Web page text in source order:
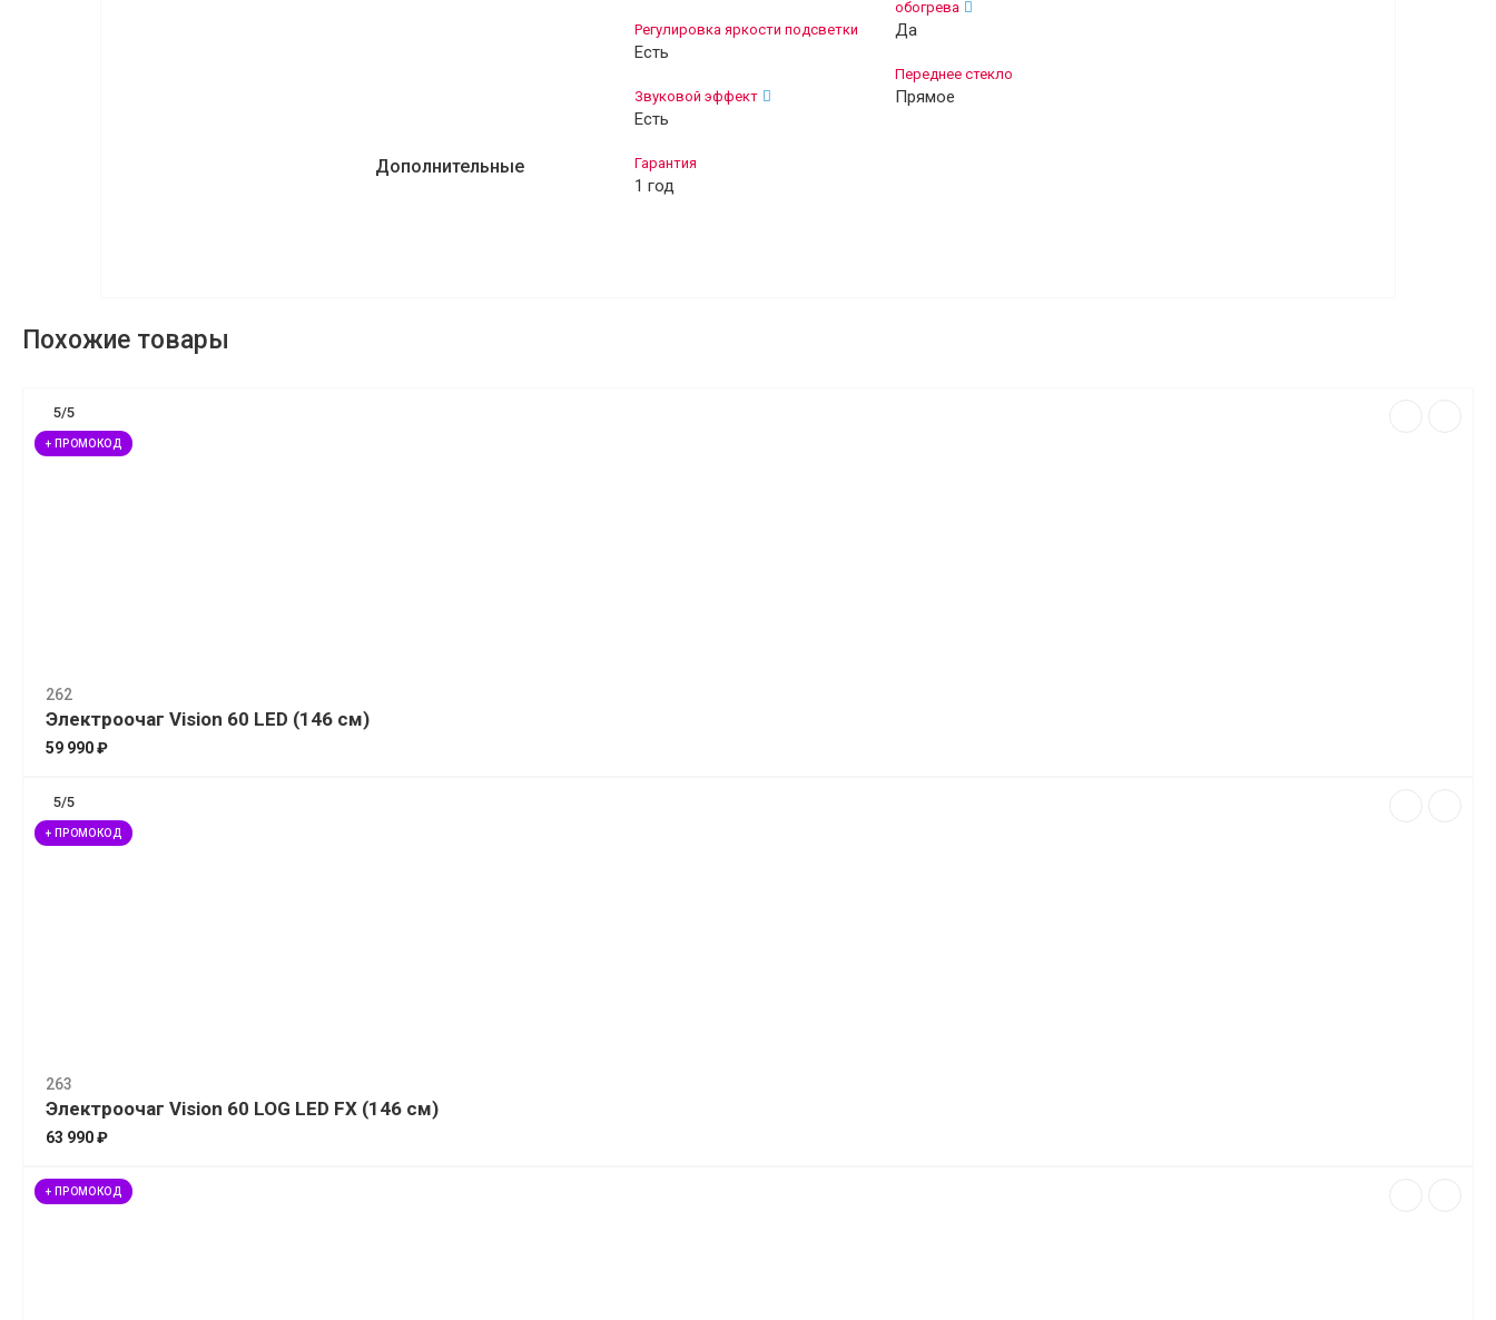
Регулировка яркости подсветки
Есть
Звуковой эффект
Есть
обогрева
Да
Переднее стекло
Прямое
Дополнительные Гарантия
1 год
Похожие товары
5/5
+ ПРОМОКОД
262
Электроочаг Vision 60 LED (146 см)
59 990 ₽
5/5
+ ПРОМОКОД
263
Электроочаг Vision 60 LOG LED FX (146 см)
63 990 ₽
+ ПРОМОКОД